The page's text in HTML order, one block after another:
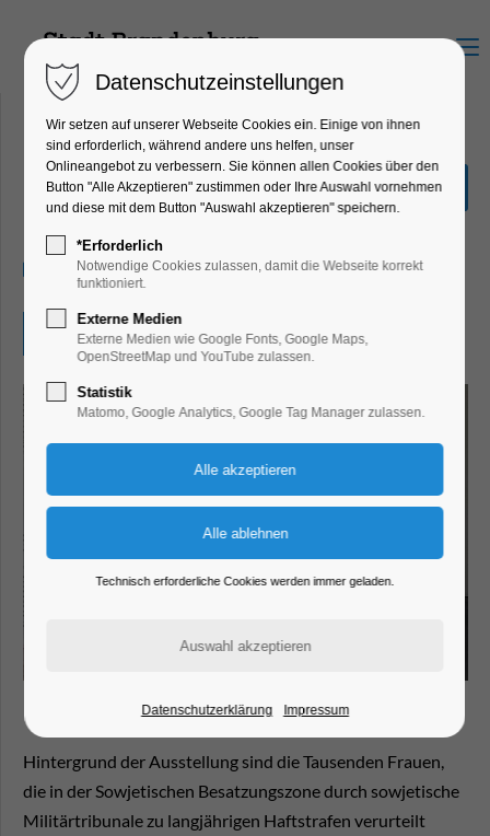
Menu
Ausstellung"frauenHAFT"
Ausstellung
04.07.2026, 10:00–17:00
Eintritt frei
Hintergrund der Ausstellung sind die Tausenden Frauen,
die in der Sowjetischen Besatzungszone durch sowjetische
Militärtribunale zu langjährigen Haftstrafen verurteilt
Datenschutzeinstellungen
Wir setzen auf unserer Webseite Cookies ein. Einige von ihnen
sind erforderlich, während andere uns helfen, unser
Onlineangebot zu verbessern. Sie können allen Cookies über den
Button "Alle Akzeptieren" zustimmen oder Ihre Auswahl vornehmen
und diese mit dem Button "Auswahl akzeptieren" speichern.
*Erforderlich
Notwendige Cookies zulassen, damit die Webseite korrekt
funktioniert.
Externe Medien
Externe Medien wie Google Fonts, Google Maps,
OpenStreetMap und YouTube zulassen.
Statistik
Matomo, Google Analytics, Google Tag Manager zulassen.
Technisch erforderliche Cookies werden immer geladen.
Datenschutzerklärung Impressum